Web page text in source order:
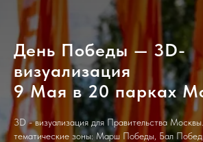
День Победы — 3D-
визуализация
9 Мая в 20 парках
3D - визуализация для Правительства
тематические зоны: Марш Победы, Бал